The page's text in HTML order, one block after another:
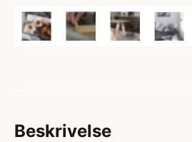
Beskrivelse